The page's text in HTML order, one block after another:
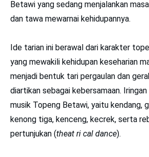
Betawi yang sedang menjalankan
dan tawa mewarnai kehidupannya.
Ide tarian ini berawal dari karakter
yang mewakili kehidupan keseharian
menjadi bentuk tari pergaulan dan
diartikan sebagai kebersamaan.
musik Topeng Betawi, yaitu kendang,
kenong tiga, kenceng, kecrek, serta
pertunjukan (theat ri cal dance).